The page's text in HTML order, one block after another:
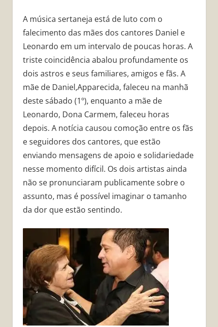
A música sertaneja está de luto com o
falecimento das mães dos cantores Daniel e
Leonardo em um intervalo de poucas horas. A
triste coincidência abalou profundamente os
dois astros e seus familiares, amigos e fãs. A
mãe de Daniel,Apparecida, faleceu na manhã
deste sábado (1º), enquanto a mãe de
Leonardo, Dona Carmem, faleceu horas
depois. A notícia causou comoção entre os fãs
e seguidores dos cantores, que estão
enviando mensagens de apoio e solidariedade
nesse momento difícil. Os dois artistas ainda
não se pronunciaram publicamente sobre o
assunto, mas é possível imaginar o tamanho
da dor que estão sentindo.